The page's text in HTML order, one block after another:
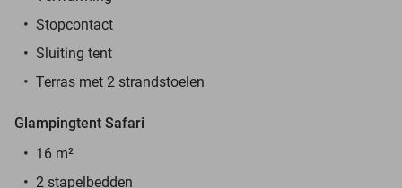
Stopcontact
Sluiting tent
Terras met 2 strandstoelen
Glampingtent Safari
16 m²
2 stapelbedden